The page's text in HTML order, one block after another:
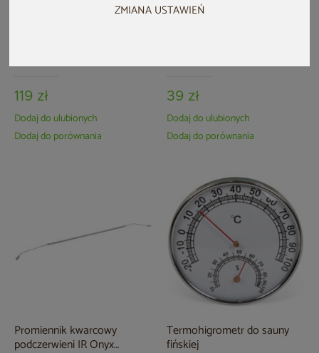
ZMIANA USTAWIEŃ
119 zł
Dodaj do ulubionych
Dodaj do porównania
39 zł
Dodaj do ulubionych
Dodaj do porównania
Promiennik kwarcowy
podczerwieni IR Onyx
Termohigrometr do sauny
fińskiej